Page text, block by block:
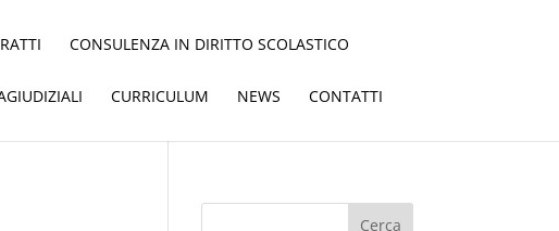
CONSULENZA IN DIRITTO SCOLASTICO
CURRICULUM NEWS CONTATTI